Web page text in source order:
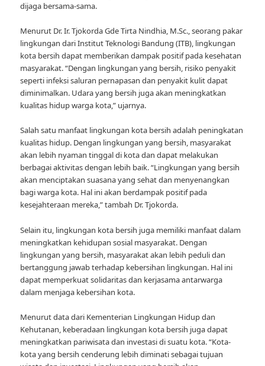
dijaga bersama-sama.
Menurut Dr. Ir. Tjokorda Gde Tirta Nindhia, M.Sc., seorang pakar
lingkungan dari Institut Teknologi Bandung (ITB), lingkungan
kota bersih dapat memberikan dampak positif pada kesehatan
masyarakat. “Dengan lingkungan yang bersih, risiko penyakit
seperti infeksi saluran pernapasan dan penyakit kulit dapat
diminimalkan. Udara yang bersih juga akan meningkatkan
kualitas hidup warga kota,” ujarnya.
Salah satu manfaat lingkungan kota bersih adalah peningkatan
kualitas hidup. Dengan lingkungan yang bersih, masyarakat
akan lebih nyaman tinggal di kota dan dapat melakukan
berbagai aktivitas dengan lebih baik. “Lingkungan yang bersih
akan menciptakan suasana yang sehat dan menyenangkan
bagi warga kota. Hal ini akan berdampak positif pada
kesejahteraan mereka,” tambah Dr. Tjokorda.
Selain itu, lingkungan kota bersih juga memiliki manfaat dalam
meningkatkan kehidupan sosial masyarakat. Dengan
lingkungan yang bersih, masyarakat akan lebih peduli dan
bertanggung jawab terhadap kebersihan lingkungan. Hal ini
dapat memperkuat solidaritas dan kerjasama antarwarga
dalam menjaga kebersihan kota.
Menurut data dari Kementerian Lingkungan Hidup dan
Kehutanan, keberadaan lingkungan kota bersih juga dapat
meningkatkan pariwisata dan investasi di suatu kota. “Kota-
kota yang bersih cenderung lebih diminati sebagai tujuan